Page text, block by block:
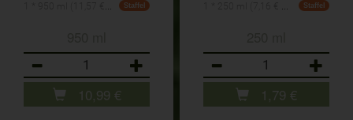
Staffel
10,99 €
Staffel
1,79 €